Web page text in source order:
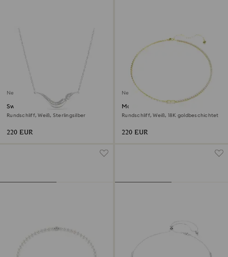
Neu
Swarovski Classica Halskette
Rundschliff, Weiß, Sterlingsilber
220 EUR
Neu
Matrix Halskette
Rundschliff, Weiß, 18K goldbeschichtet
220 EUR